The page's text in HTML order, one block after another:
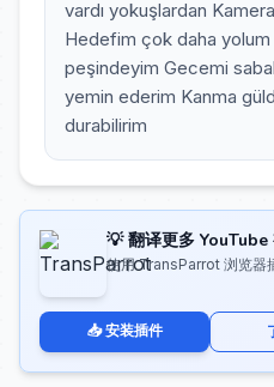
vardı yokuşlardan
Hedefim çok daha
peşindeyim Gecemi
yemin ederim Kanma
durabilirim
💡 翻译更多 YouTube
使用 TransParrot 浏览器
📥 安装插件